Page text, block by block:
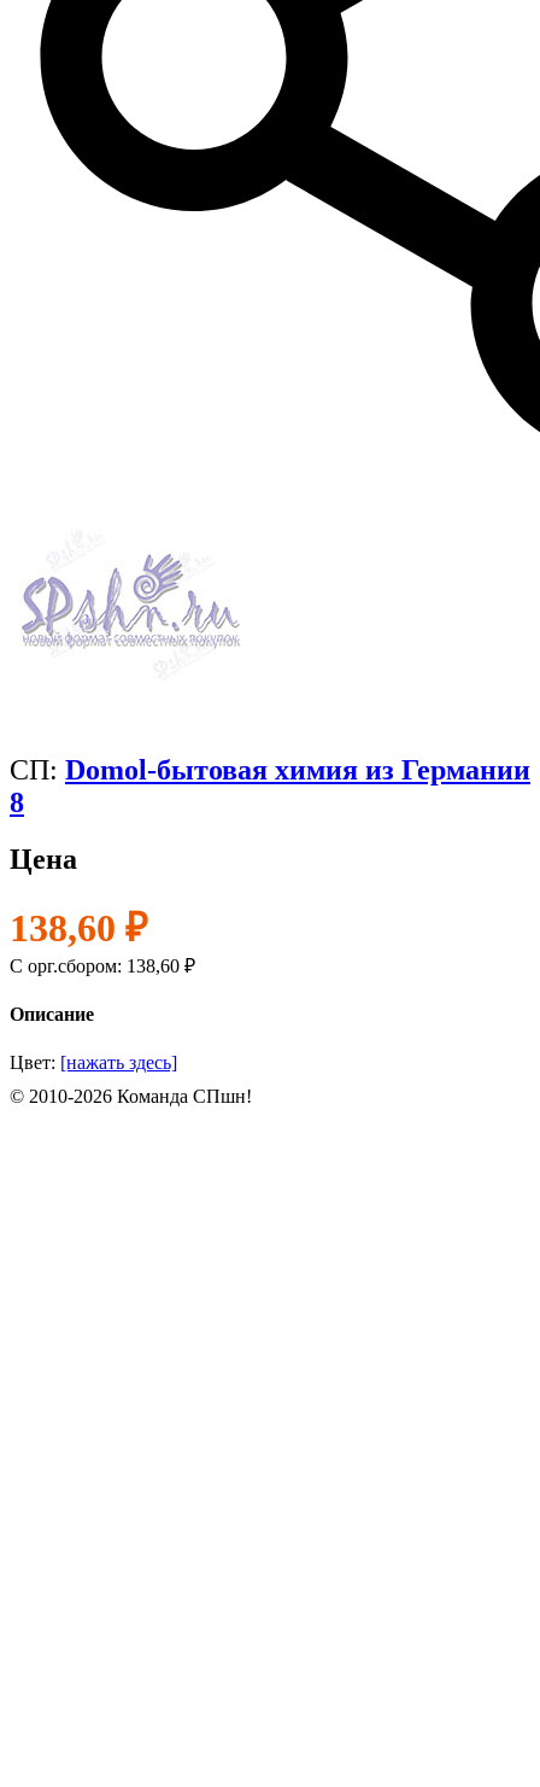
СП: Domol-бытовая химия из Германии
8
Цена
138,60 ₽
C орг.сбором: 138,60 ₽
Описание
Цвет: [нажать здесь]
© 2010-2026 Команда СПшн!